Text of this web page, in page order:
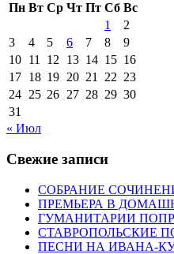
Пн Вт Ср Чт Пт Сб Вс
1
2
3
4 5 6 7 8
9
10 11 12 13 14 15 16
17 18 19 20 21 22 23
24 25 26 27 28 29 30
31
« Июл
Свежие записи
СОБРАНИЕ
ПРЕМЬЕРА В
ГУМАНИТАРИИ
СТАВРОПОЛЬСКИЕ
ПЕСНИ НА ИВАНА-